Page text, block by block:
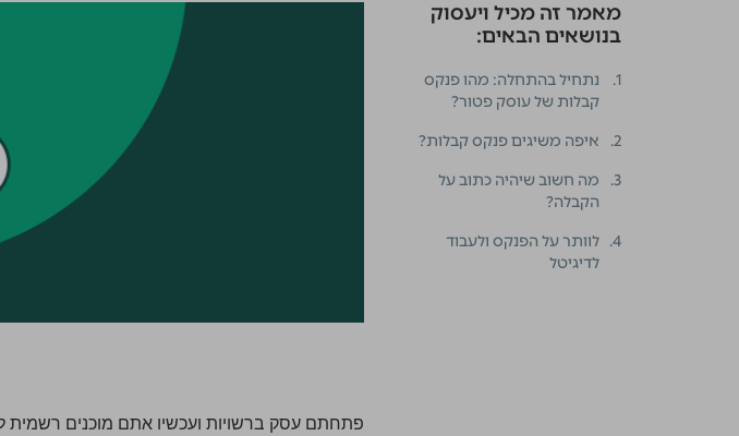
פתחתם עסק ברשויות ועכשיו אתם מוכנים רשמית
מאמר זה מכיל ויעסוק
בנושאים הבאים:
1.
נתחיל בהתחלה: מהו פנקס
קבלות של עוסק פטור?
2. איפה משיגים פנקס קבלות?
3.
מה חשוב שיהיה כתוב על
הקבלה?
4.
לוותר על הפנקס ולעבוד
לדיגיטל